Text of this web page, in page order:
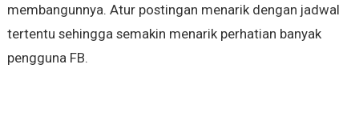
membangunnya. Atur postingan menarik dengan jadwal
tertentu sehingga semakin menarik perhatian banyak
pengguna FB.